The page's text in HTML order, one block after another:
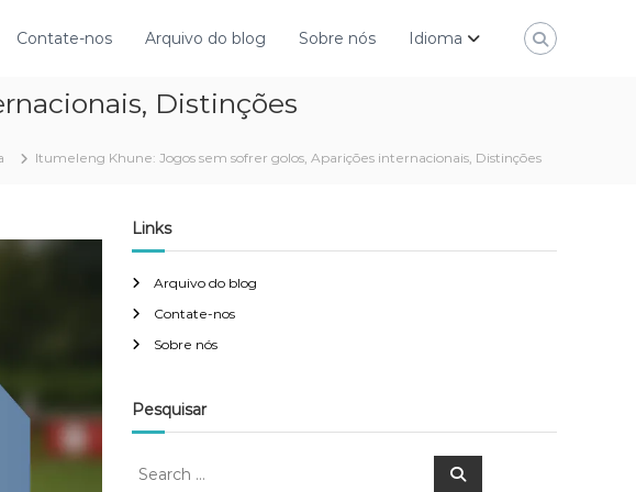
Contate-nos Arquivo do blog Sobre nós Idioma
Distinções
Itumeleng Khune: Jogos sem sofrer golos, Aparições internacionais, Distinções
Links
Arquivo do blog
Contate-nos
Sobre nós
Pesquisar
S
S